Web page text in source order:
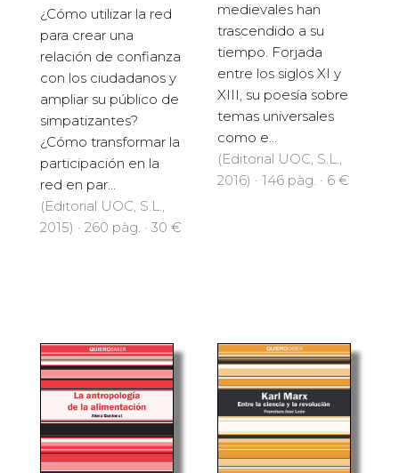
¿Cómo utilizar la red
para crear una
relación de confianza
con los ciudadanos y
ampliar su público de
simpatizantes?
¿Cómo transformar la
participación en la
red en par...
(Editorial UOC, S.L.,
2015) · 260 pàg. · 30 €
medievales han
trascendido a su
tiempo. Forjada
entre los siglos XI y
XIII, su poesía sobre
temas universales
como e...
(Editorial UOC, S.L.,
2016) · 146 pàg. · 6 €